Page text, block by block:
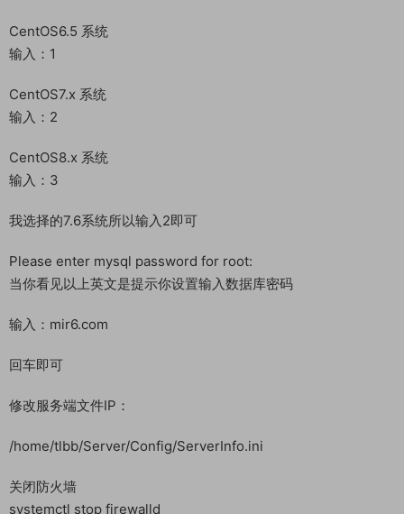
CentOS6.5 系统
输入：1
CentOS7.x 系统
输入：2
CentOS8.x 系统
输入：3
我选择的7.6系统所以输入2即可
Please enter mysql password for root:
当你看见以上英文是提示你设置输入数据库密码
输入：mir6.com
回车即可
修改服务端文件IP：
/home/tlbb/Server/Config/ServerInfo.ini
关闭防火墙
systemctl stop firewalld